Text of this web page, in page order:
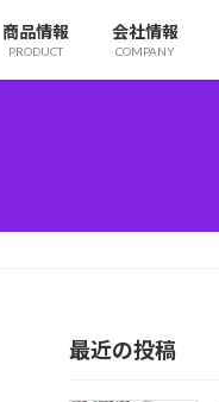
商品情報
PRODUCT
会社情報
COMPANY
最近の投稿